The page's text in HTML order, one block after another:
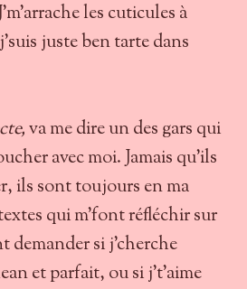
les cuticules à
juste ben tarte dans
va me dire un des gars qui
avec moi. Jamais qu'ils
ils sont toujours en ma
qui m'font réfléchir sur
demander si j'cherche
et parfait, ou si j't'aime